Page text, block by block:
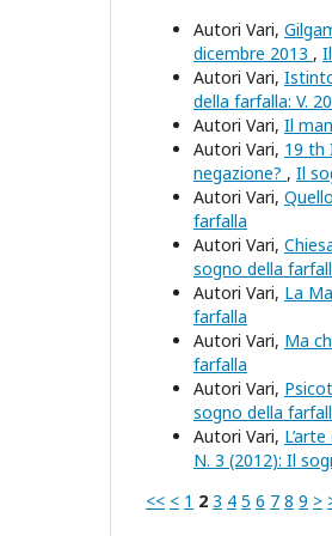
Autori Vari,
dicembre 2013 ,
Autori Vari,
della farfalla: V.
Autori Vari, Il
Autori Vari, 19 th
negazione? , Il
Autori Vari,
farfalla
Autori Vari,
sogno della
Autori Vari, La
farfalla
Autori Vari, Ma
farfalla
Autori Vari,
sogno della
Autori Vari,
N. 3 (2012): Il
<< < 1 2 3 4 5 6 7 8 9 >